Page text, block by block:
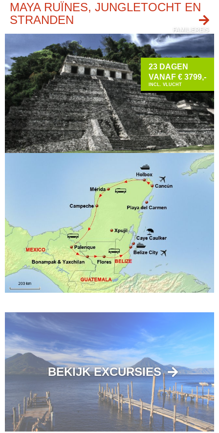
MAYA RUÏNES, JUNGLETOCHT EN
STRANDEN
FAMILIEREIS
23 DAGEN
VANAF € 3799,-
INCL. VLUCHT
BEKIJK EXCURSIES